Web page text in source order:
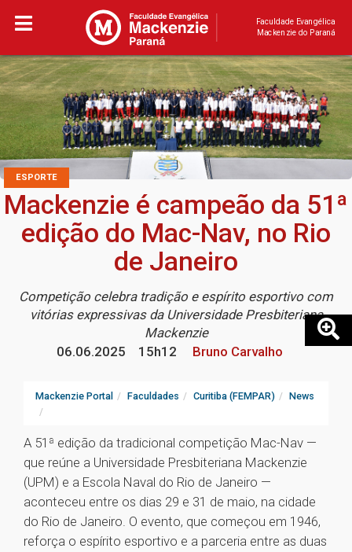
Faculdade Evangélica
Mackenzie do Paraná
ESPORTE
Mackenzie é campeão da 51ª
edição do Mac-Nav, no Rio
de Janeiro
Competição celebra tradição e espírito esportivo com
vitórias expressivas da Universidade Presbiteriana
Mackenzie
06.06.2025
15h12 Bruno Carvalho
Mackenzie Portal Faculdades Curitiba (FEMPAR) News
A 51ª edição da tradicional competição Mac-Nav —
que reúne a Universidade Presbiteriana Mackenzie
(UPM) e a Escola Naval do Rio de Janeiro —
aconteceu entre os dias 29 e 31 de maio, na cidade
do Rio de Janeiro. O evento, que começou em 1946,
reforça o espírito esportivo e a parceria entre as duas